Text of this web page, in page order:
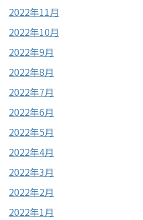
2022年11月
2022年10月
2022年9月
2022年8月
2022年7月
2022年6月
2022年5月
2022年4月
2022年3月
2022年2月
2022年1月